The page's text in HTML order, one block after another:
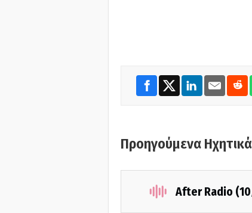
Προηγούμενα
After Radio